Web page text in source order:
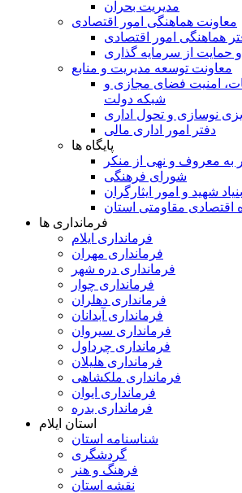
مدیریت بحران
معاونت هماهنگی امور اقتصادی
هماهنگی امور اقتصادی
حمایت از سرمایه گذاری
معاونت توسعه مدیریت و منابع
امنیت فضای مجازی و
شبکه دولت
نوسازی و تحول اداری
دفتر امور اداری مالی
پایگاه ها
به معروف و نهی از منکر
شورای فرهنگی
بنیاد شهید و امور ایثارگران
اقتصادی مقاومتی استان
فرمانداری ها
فرمانداری ایلام
فرمانداری مهران
فرمانداری دره شهر
فرمانداری چوار
فرمانداری دهلران
فرمانداری آبدانان
فرمانداری سیروان
فرمانداری چرداول
فرمانداری هلیلان
فرمانداری ملکشاهی
فرمانداری ایوان
فرمانداری بدره
استان ایلام
شناسنامه استان
گردشگری
فرهنگ و هنر
نقشه استان